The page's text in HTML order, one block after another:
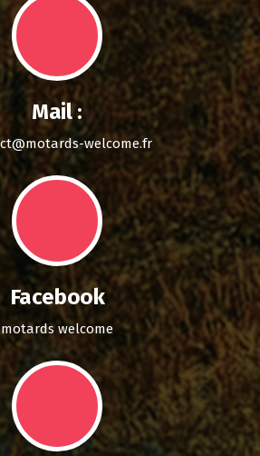
Mail :
welcome.fr
Facebook
motards welcome